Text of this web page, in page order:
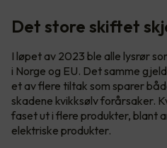
Det store skiftet
I løpet av 2023 ble alle lysrør
i Norge og EU. Det samme
et av flere tiltak som sparer
skadene kvikksølv forårsaker.
faset ut i flere produkter, blant
elektriske produkter.